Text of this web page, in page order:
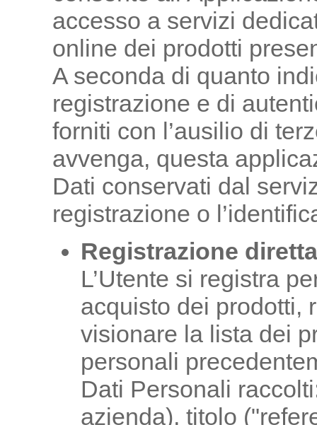
accesso a servizi
online dei prodotti
A seconda di quanto
registrazione e di
forniti con l’ausilio di
avvenga, questa
Dati conservati dal
registrazione o
Registrazione
L’Utente si registra
acquisto dei prodotti,
visionare la lista dei
personali
Dati Personali
azienda), titolo